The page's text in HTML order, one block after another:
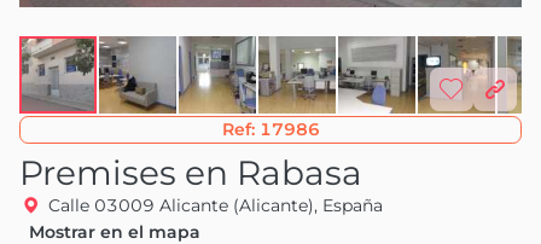
Ref: 17986
Premises en Rabasa
Calle 03009 Alicante (Alicante), España
Mostrar en el mapa